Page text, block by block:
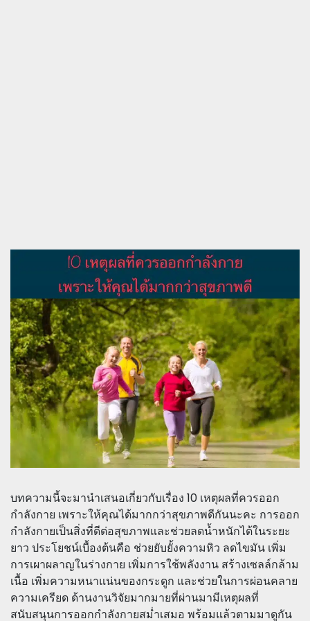
บทความนี้จะมานำเสนอเกี่ยวกับเรื่อง 10 เหตุผลที่ควรออก
กำลังกาย เพราะให้คุณได้มากกว่าสุขภาพดีกันนะคะ การออก
กำลังกายเป็นสิ่งที่ดีต่อสุขภาพและช่วยลดน้ำหนักได้ในระยะ
ยาว ประโยชน์เบื้องต้นคือ ช่วยยับยั้งความหิว ลดไขมัน เพิ่ม
การเผาผลาญในร่างกาย เพิ่มการใช้พลังงาน สร้างเซลล์กล้าม
เนื้อ เพิ่มความหนาแน่นของกระดูก และช่วยในการผ่อนคลาย
ความเครียด ด้านงานวิจัยมากมายที่ผ่านมามีเหตุผลที่
สนับสนุนการออกกำลังกายสม่ำเสมอ พร้อมแล้วตามมาดูกัน